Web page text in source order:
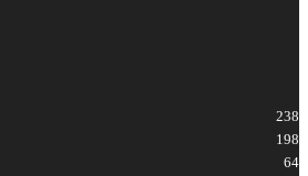
238
198
64